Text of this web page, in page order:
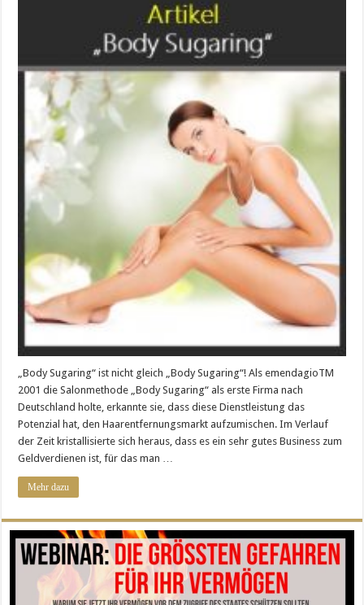
warum
erfolgreiche
Beautyinstitute
hohe
Preise
für
„Body
nehmen
können
„Body Sugaring“ ist nicht gleich „Body Sugaring“! Als emendagioTM
2001 die Salonmethode „Body Sugaring“ als erste Firma nach
Deutschland holte, erkannte sie, dass diese Dienstleistung das
Potenzial hat, den Haarentfernungsmarkt aufzumischen. Im Verlauf
der Zeit kristallisierte sich heraus, dass es ein sehr gutes Business zum
Geldverdienen ist, für das man …
Mehr dazu